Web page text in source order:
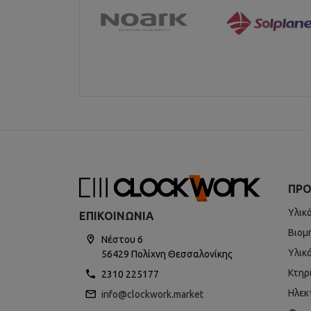
ΕΠΙΚΟΙΝΩΝΊΑ
Νέστου 6
56429 Πολίχνη Θεσσαλονίκης
2310 225177
info@clockwork.market